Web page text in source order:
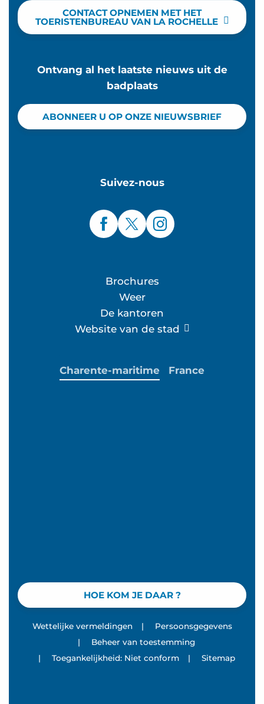
CONTACT OPNEMEN MET HET
TOERISTENBUREAU VAN LA ROCHELLE
Ontvang al het laatste nieuws uit de
badplaats
ABONNEER U OP ONZE NIEUWSBRIEF
Suivez-nous
Brochures
Weer
De kantoren
Website van de stad
HOE KOM JE DAAR ?
Charente-maritime France
Wettelijke vermeldingen |
Persoonsgegevens
|
Beheer van toestemming
|
Toegankelijkheid: Niet conform | Sitemap